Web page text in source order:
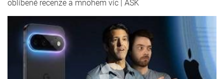
oblíbené recenze a mnohem víc | ASK